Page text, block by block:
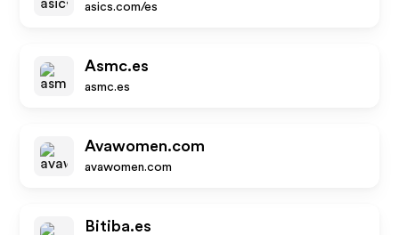
asics.com/es
Asmc.es
asmc.es
Avawomen.com
avawomen.com
Bitiba.es